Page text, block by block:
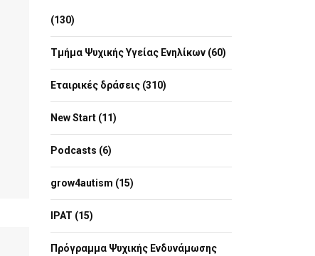
(130)
Τμήμα Ψυχικής Υγείας Ενηλίκων (60)
Εταιρικές δράσεις (310)
New Start (11)
Podcasts (6)
grow4autism (15)
IPAT (15)
Πρόγραμμα Ψυχικής Ενδυνάμωσης